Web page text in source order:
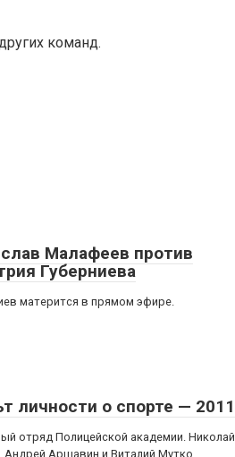
команд.
Малафеев против
Губерниева
матерится в прямом эфире.
личности о спорте — 2011
отряд Полицейской академии. Николай
Андрей Аршавин и Виталий Мутко.